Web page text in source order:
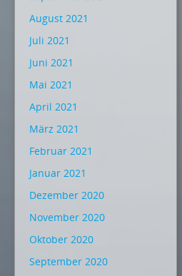
August 2021
Juli 2021
Juni 2021
Mai 2021
April 2021
März 2021
Februar 2021
Januar 2021
Dezember 2020
November 2020
Oktober 2020
September 2020